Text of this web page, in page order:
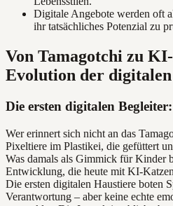
Digitale Angebote werden oft
ihr tatsächliches Potenzial zu
Von Tamagotchi zu
Evolution der
Die ersten digitalen
Wer erinnert sich nicht an das
Pixeltiere im Plastikei, die gefüttert
Was damals als Gimmick für Kinder
Entwicklung, die heute mit KI-
Die ersten digitalen Haustiere boten
Verantwortung – aber keine echte